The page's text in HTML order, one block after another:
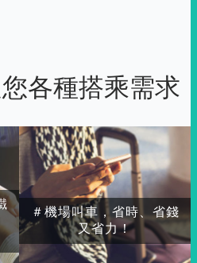
各種搭乘需求
＃機場叫車，省時、省錢
又省力！